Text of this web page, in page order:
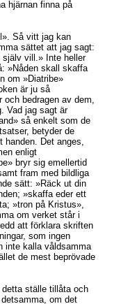
hjärnan finna på
Så vitt jag kan
sättet att jag sagt:
själv vill.» Inte heller
»Nåden skall skaffa
om »Diatribe»
är ju så
bedragen av dem,
Vad jag sagt är
så enkelt som de
betyder de
handen. Det anges,
enligt
bryr sig emellertid
fram med bildliga
sätt: »Räck ut din
»skaffa eder ett
»tron på Kristus»,
om verket står i
att förklara skriften
som ingen
inte kalla våldsamma
de mest beprövade
detta ställe tillåta och
om det